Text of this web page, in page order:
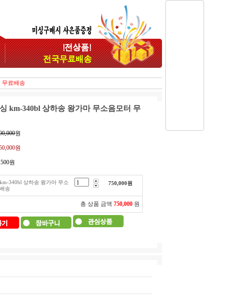
무료배송
km-340bl 상하송 왕가마 무소음모터 무
원
원
원
340bl 상하송 왕가마 무소
송
750,000원
총 상품 금액 750,000 원